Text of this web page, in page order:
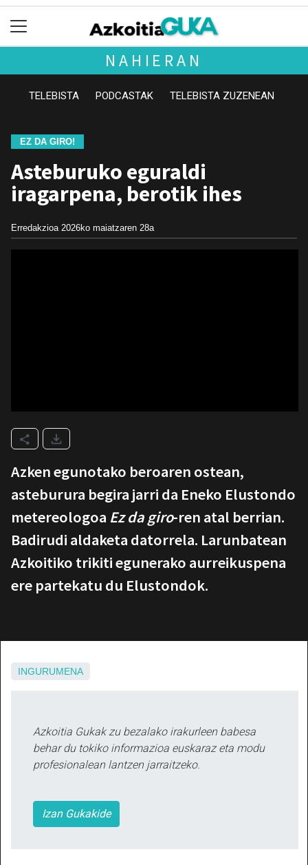
NAHIERAN
TELEBISTA PODCASTAK TELEBISTA ZUZENEAN
EZ DA GIRO!
Asteburuko eguraldi
iragarpena, berotik ihes
Erredakzioa 2026ko maiatzaren 28a
Azken egunotako beroaren ostean,
asteburura begira jarri da Eneko Elustondo
metereologoa Ez da giro-ren atal berrian.
Badirudi aldaketa datorrela. Larunbatean
Azkoitiko trikiti egunerako aurreikuspena
ere partekatu du Elustondok.
INGURUMENA
Azkoitia Gukak zu bezalako irakurleen babesa
behar du tokiko informazioa euskaraz eta modu
profesionalean lantzen jarraitzeko.
Izan Gukakide